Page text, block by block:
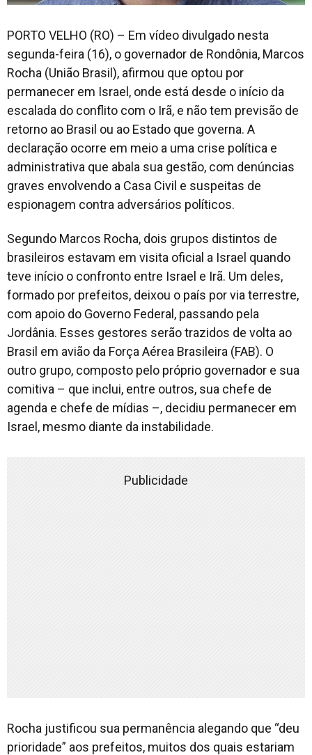
PORTO VELHO (RO) – Em vídeo divulgado nesta
segunda-feira (16), o governador de Rondônia, Marcos
Rocha (União Brasil), afirmou que optou por
permanecer em Israel, onde está desde o início da
escalada do conflito com o Irã, e não tem previsão de
retorno ao Brasil ou ao Estado que governa. A
declaração ocorre em meio a uma crise política e
administrativa que abala sua gestão, com denúncias
graves envolvendo a Casa Civil e suspeitas de
espionagem contra adversários políticos.
Segundo Marcos Rocha, dois grupos distintos de
brasileiros estavam em visita oficial a Israel quando
teve início o confronto entre Israel e Irã. Um deles,
formado por prefeitos, deixou o país por via terrestre,
com apoio do Governo Federal, passando pela
Jordânia. Esses gestores serão trazidos de volta ao
Brasil em avião da Força Aérea Brasileira (FAB). O
outro grupo, composto pelo próprio governador e sua
comitiva – que inclui, entre outros, sua chefe de
agenda e chefe de mídias –, decidiu permanecer em
Israel, mesmo diante da instabilidade.
Publicidade
Rocha justificou sua permanência alegando que “deu
prioridade” aos prefeitos, muitos dos quais estariam